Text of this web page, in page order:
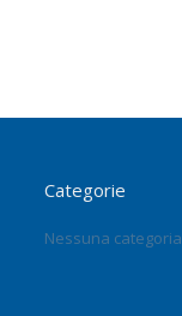
Categorie
Nessuna categoria